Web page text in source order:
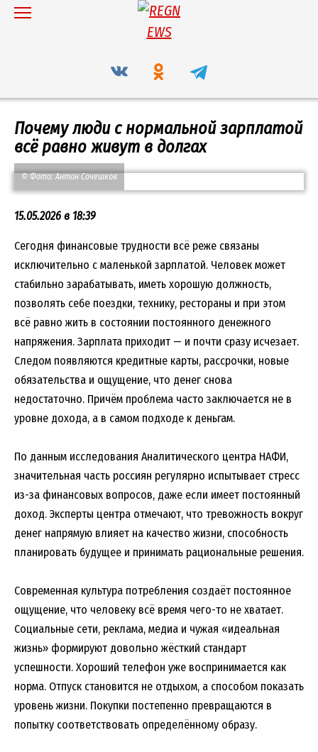
Перейти
Почему люди с нормальной зарплатой
всё равно живут в долгах
© Фото: Антон Сочешков
15.05.2026 в 18:39
Сегодня финансовые трудности всё реже связаны
исключительно с маленькой зарплатой. Человек может
стабильно зарабатывать, иметь хорошую должность,
позволять себе поездки, технику, рестораны и при этом
всё равно жить в состоянии постоянного денежного
напряжения. Зарплата приходит — и почти сразу исчезает.
Следом появляются кредитные карты, рассрочки, новые
обязательства и ощущение, что денег снова
недостаточно. Причём проблема часто заключается не в
уровне дохода, а в самом подходе к деньгам.
По данным исследования Аналитического центра НАФИ,
значительная часть россиян регулярно испытывает стресс
из-за финансовых вопросов, даже если имеет постоянный
доход. Эксперты центра отмечают, что тревожность вокруг
денег напрямую влияет на качество жизни, способность
планировать будущее и принимать рациональные решения.
Современная культура потребления создаёт постоянное
ощущение, что человеку всё время чего-то не хватает.
Социальные сети, реклама, медиа и чужая «идеальная
жизнь» формируют довольно жёсткий стандарт
успешности. Хороший телефон уже воспринимается как
норма. Отпуск становится не отдыхом, а способом показать
уровень жизни. Покупки постепенно превращаются в
попытку соответствовать определённому образу.